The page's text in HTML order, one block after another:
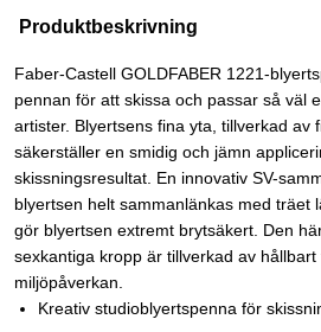
Produktbeskrivning
Faber-Castell GOLDFABER 1221-
pennan för att skissa och passar så väl
artister. Blyertsens fina yta, tillverkad av
säkerställer en smidig och jämn
skissningsresultat. En innovativ SV-
blyertsen helt sammanlänkas med träet
gör blyertsen extremt brytsäkert. Den
sexkantiga kropp är tillverkad av
miljöpåverkan.
Kreativ studioblyertspenna för